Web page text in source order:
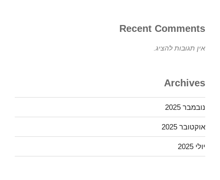
Recent Comments
אין תגובות להציג.
Archives
נובמבר 2025
אוקטובר 2025
יולי 2025